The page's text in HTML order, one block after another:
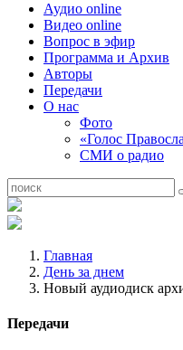
Аудио online
Видео online
Вопрос в эфир
Программа и Архив
Авторы
Передачи
О нас
Фото
«Голос
СМИ о радио
Главная
День за днем
Новый аудиодиск
Передачи